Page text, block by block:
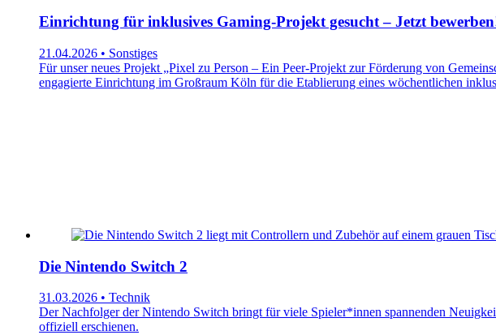
Einrichtung für inklusives Gaming-Projekt gesucht – Jetzt
21.04.2026 • Sonstiges
Für unser neues Projekt „Pixel zu Person – Ein Peer-Projekt zur Förderung von
engagierte Einrichtung im Großraum Köln für die Etablierung eines wöchentlichen
Die Nintendo Switch 2
31.03.2026 • Technik
Der Nachfolger der Nintendo Switch bringt für viele Spieler*innen spannenden
offiziell erschienen.